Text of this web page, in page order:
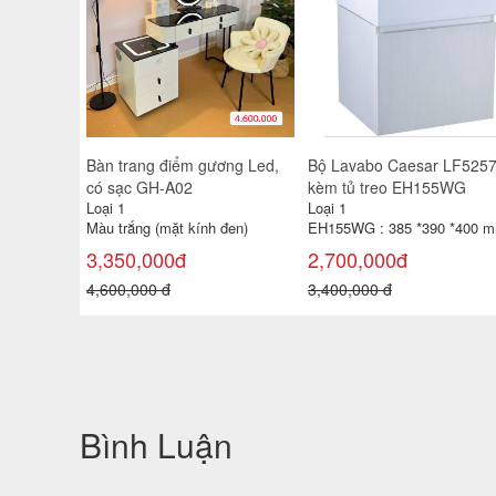
Bàn trang điểm gương Led,
có sạc GH-A02
Loại 1
Màu trắng (mặt kính đen)
3,350,000đ
4,600,000 đ
Bộ Lavabo Caesar LF5257
kèm tủ treo EH155WG
Loại 1
EH155WG : 385 *390 *400
2,700,000đ
3,400,000 đ
Bình Luận